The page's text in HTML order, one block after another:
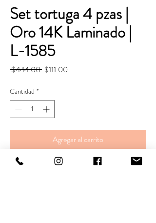
Set tortuga 4 pzas |
Oro 14K Laminado |
L-1585
$444.00 Precio
$111.00
Cantidad *
Agregar al carrito
Realizar compra